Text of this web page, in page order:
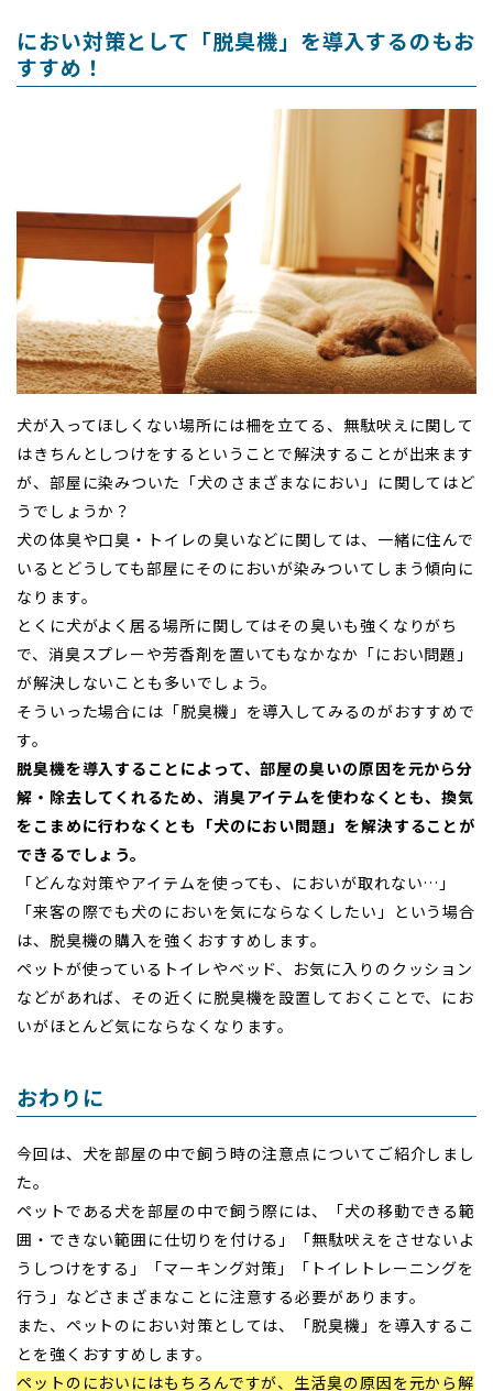
におい対策として「脱臭機」を導入するのもお
すすめ！
犬が入ってほしくない場所には柵を立てる、無駄吠えに関して
はきちんとしつけをするということで解決することが出来ます
が、部屋に染みついた「犬のさまざまなにおい」に関してはど
うでしょうか？
犬の体臭や口臭・トイレの臭いなどに関しては、一緒に住んで
いるとどうしても部屋にそのにおいが染みついてしまう傾向に
なります。
とくに犬がよく居る場所に関してはその臭いも強くなりがち
で、消臭スプレーや芳香剤を置いてもなかなか「におい問題」
が解決しないことも多いでしょう。
そういった場合には「脱臭機」を導入してみるのがおすすめで
す。
脱臭機を導入することによって、部屋の臭いの原因を元から分
解・除去してくれるため、消臭アイテムを使わなくとも、換気
をこまめに行わなくとも「犬のにおい問題」を解決することが
できるでしょう。
「どんな対策やアイテムを使っても、においが取れない…」
「来客の際でも犬のにおいを気にならなくしたい」という場合
は、脱臭機の購入を強くおすすめします。
ペットが使っているトイレやベッド、お気に入りのクッション
などがあれば、その近くに脱臭機を設置しておくことで、にお
いがほとんど気にならなくなります。
おわりに
今回は、犬を部屋の中で飼う時の注意点についてご紹介しまし
た。
ペットである犬を部屋の中で飼う際には、「犬の移動できる範
囲・できない範囲に仕切りを付ける」「無駄吠えをさせないよ
うしつけをする」「マーキング対策」「トイレトレーニングを
行う」などさまざまなことに注意する必要があります。
また、ペットのにおい対策としては、「脱臭機」を導入するこ
とを強くおすすめします。
ペットのにおいにはもちろんですが、生活臭の原因を元から解